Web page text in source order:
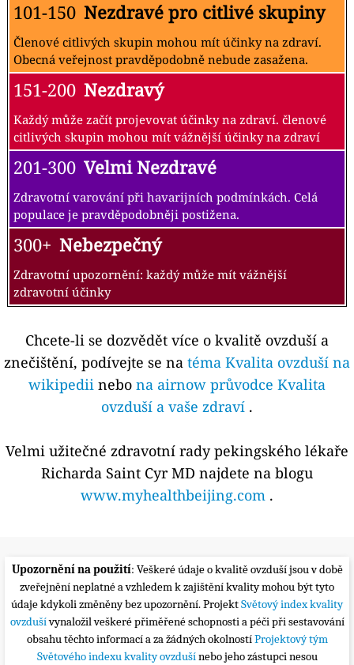
101-150 Nezdravé pro citlivé skupiny
Členové citlivých skupin mohou mít účinky na zdraví.
Obecná veřejnost pravděpodobně nebude zasažena.
151-200 Nezdravý
Každý může začít projevovat účinky na zdraví. členové
citlivých skupin mohou mít vážnější účinky na zdraví
201-300 Velmi Nezdravé
Zdravotní varování při havarijních podmínkách. Celá
populace je pravděpodobněji postižena.
300+ Nebezpečný
Zdravotní upozornění: každý může mít vážnější
zdravotní účinky
Chcete-li se dozvědět více o kvalitě ovzduší a
znečištění, podívejte se na téma Kvalita ovzduší na
wikipedii nebo na airnow průvodce Kvalita
ovzduší a vaše zdraví .
Velmi užitečné zdravotní rady pekingského lékaře
Richarda Saint Cyr MD najdete na blogu
www.myhealthbeijing.com .
Upozornění na použití: Veškeré údaje o kvalitě ovzduší jsou v době
zveřejnění neplatné a vzhledem k zajištění kvality mohou být tyto
údaje kdykoli změněny bez upozornění. ProjektSvětový index kvality
ovzdušívynaložil veškeré přiměřené schopnosti a péči při sestavování
obsahu těchto informací a za žádných okolnostíProjektový tým
Světového indexu kvality ovzdušínebo jeho zástupci nesou